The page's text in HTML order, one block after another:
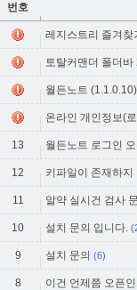
번호
레지스트리 즐겨
토탈커맨더 폴더
월든노트
온라인 개인정보(
13 월든노트 로그인
12 키파일이 존재하
11 알약 실시건 검사
10 설치 문의 입니다.
9 설치 문의 (6)
8 이건 언제쯤 오픈